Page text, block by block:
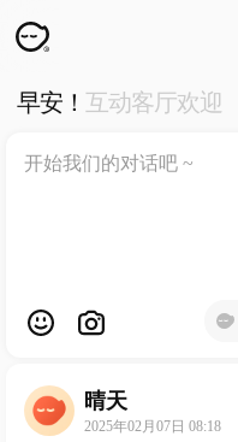
WKUN
ABOUT ME
工作室
早安！ 互动客厅欢迎
晴天
2025年02月07日 08:18